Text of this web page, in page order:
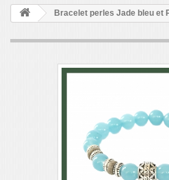
Bracelet perles Jade bleu et